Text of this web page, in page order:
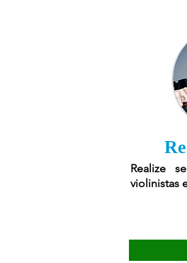
Realize
violinistas